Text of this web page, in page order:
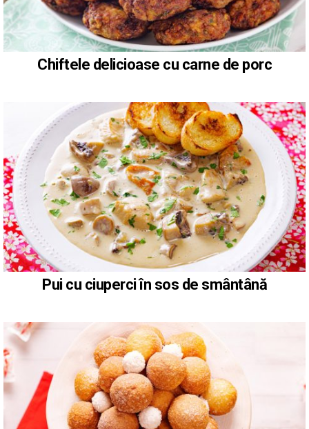
Chiftele delicioase cu carne de porc
Pui cu ciuperci în sos de smântână